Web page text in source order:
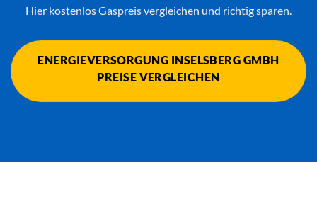
Hier kostenlos Gaspreis vergleichen und richtig sparen.
ENERGIEVERSORGUNG INSELSBERG GMBH
PREISE VERGLEICHEN